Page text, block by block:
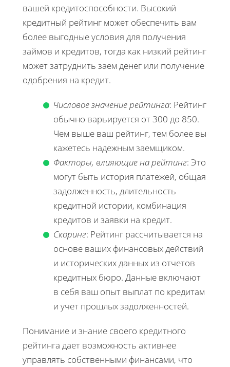
вашей кредитоспособности. Высокий
кредитный рейтинг может обеспечить вам
более выгодные условия для получения
займов и кредитов, тогда как низкий рейтинг
может затруднить заем денег или получение
одобрения на кредит.
Числовое значение рейтинга: Рейтинг
обычно варьируется от 300 до 850.
Чем выше ваш рейтинг, тем более вы
кажетесь надежным заемщиком.
Факторы, влияющие на рейтинг: Это
могут быть история платежей, общая
задолженность, длительность
кредитной истории, комбинация
кредитов и заявки на кредит.
Скоринг: Рейтинг рассчитывается на
основе ваших финансовых действий
и исторических данных из отчетов
кредитных бюро. Данные включают
в себя ваш опыт выплат по кредитам
и учет прошлых задолженностей.
Понимание и знание своего кредитного
рейтинга дает возможность активнее
управлять собственными финансами, что